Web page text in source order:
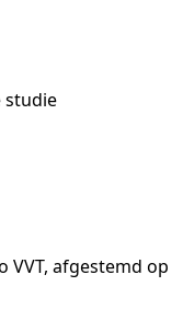
studie
VVT, afgestemd op